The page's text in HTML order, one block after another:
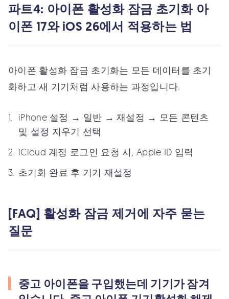
파트4: 아이폰 활성화 잠금 초기화 아
이폰 17와 iOS 26에서 적용하는 법
아이폰 활성화 잠금 초기화는 모든 데이터를 초기
화하고 새 기기처럼 사용하는 과정입니다.
iPhone 설정 → 일반 → 재설정 → 모든 콘텐츠
및 설정 지우기 선택
iCloud 계정 로그인 요청 시, Apple ID 입력
초기화 완료 후 기기 재설정
[FAQ] 활성화 잠금 제거에 자주 묻는
질문
중고 아이폰을 구입했는데 기기가 잠겨